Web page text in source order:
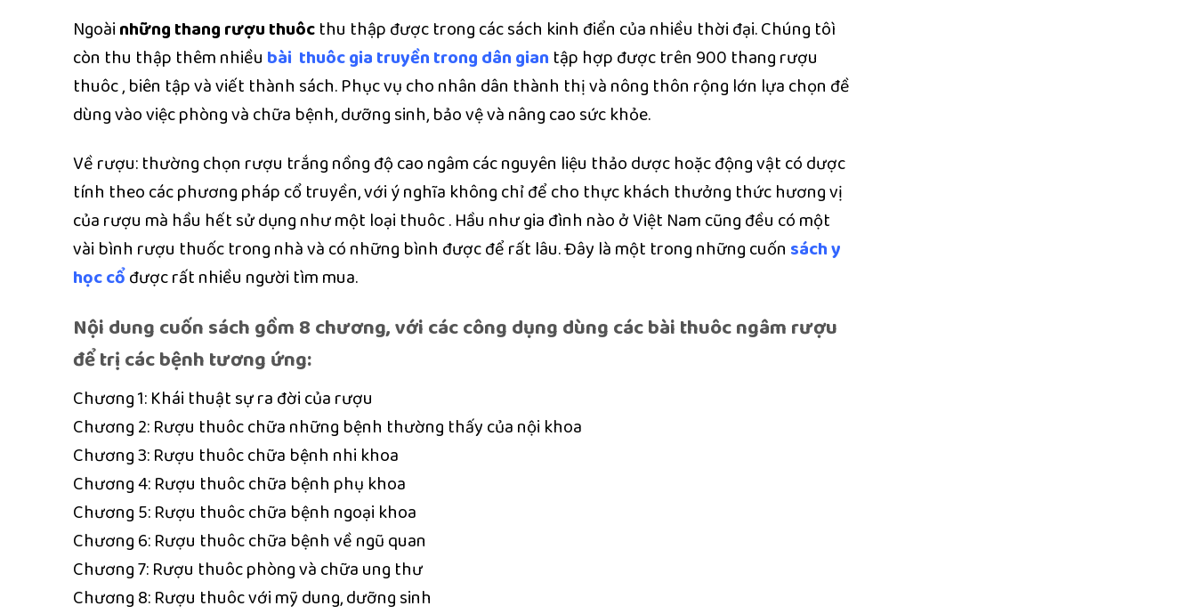
Ngoàinhững thang rượu thuôcthu thập được trong các sách kinh điển của nhiều thời đại. Chúng tôì
còn thu thập thêm nhiều bài thuôc gia truyền trong dân gian tập hợp được trên 900 thang rượu
thuôc , biên tập và viết thành sách. Phục vụ cho nhân dân thành thị và nông thôn rộng lớn lựa chọn đề
dùng vào việc phòng và chữa bệnh, dưỡng sinh, bảo vệ và nâng cao sức khỏe.
Về rượu: thường chọn rượu trắng nồng độ cao ngâm các nguyên liệu thảo dược hoặc động vật có dược
tính theo các phương pháp cổ truyền, với ý nghĩa không chỉ để cho thực khách thưởng thức hương vị
của rượu mà hầu hết sử dụng như một loại thuôc . Hầu như gia đình nào ở Việt Nam cũng đều có một
vài bình rượu thuốc trong nhà và có những bình được để rất lâu. Đây là một trong những cuốn sách y
học cổđược rất nhiều người tìm mua.
Nội dung cuốn sách gồm 8 chương, với các công dụng dùng các bài thuôc ngâm rượu
để trị các bệnh tương ứng:
Chương 1: Khái thuật sự ra đời của rượu
Chương 2: Rượu thuôc chữa những bệnh thường thấy của nội khoa
Chương 3: Rượu thuôc chữa bệnh nhi khoa
Chương 4: Rượu thuôc chữa bệnh phụ khoa
Chương 5: Rượu thuôc chữa bệnh ngoại khoa
Chương 6: Rượu thuôc chữa bệnh về ngũ quan
Chương 7: Rượu thuôc phòng và chữa ung thư
Chương 8: Rượu thuôc với mỹ dung, dưỡng sinh